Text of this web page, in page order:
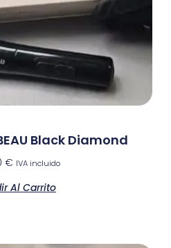
Black Diamond
€ IVA incluido
Al Carrito